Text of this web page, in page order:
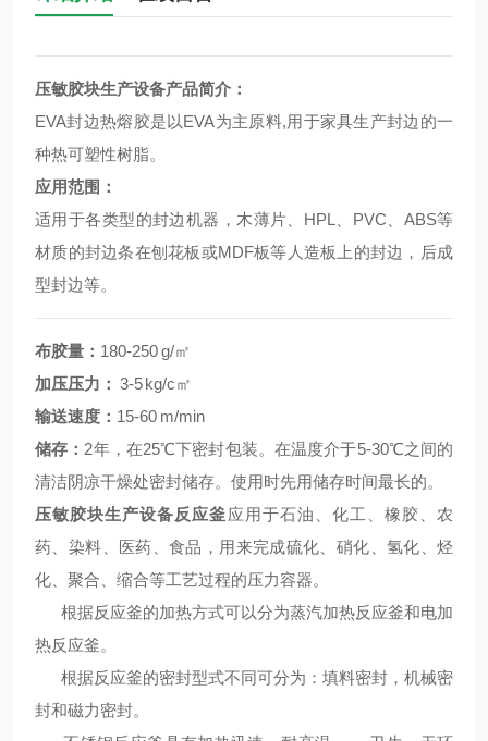
压敏胶块生产设备产品简介：
EVA封边热熔胶是以EVA为主原料,用于家具生产封边的一
种热可塑性树脂。
应用范围：
适用于各类型的封边机器，木薄片、HPL、PVC、ABS等
材质的封边条在刨花板或MDF板等人造板上的封边，后成
型封边等。
布胶量： 180-250 g/㎡
加压压力： 3-5 kg/c㎡
输送速度： 15-60 m/min
储存： 2年，在25℃下密封包装。在温度介于5-30℃之间的
清洁阴凉干燥处密封储存。使用时先用储存时间最长的。
压敏胶块生产设备反应釜应用于石油、化工、橡胶、农
药、染料、医药、食品，用来完成硫化、硝化、氢化、烃
化、聚合、缩合等工艺过程的压力容器。
根据反应釜的加热方式可以分为蒸汽加热反应釜和电加
热反应釜。
根据反应釜的密封型式不同可分为：填料密封，机械密
封和磁力密封。